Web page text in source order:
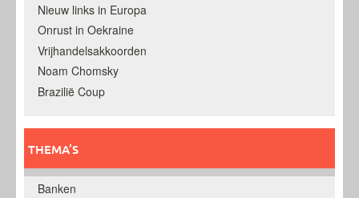
Nieuw links in Europa
Onrust in Oekraine
Vrijhandelsakkoorden
Noam Chomsky
Brazilië Coup
THEMA’S
Banken